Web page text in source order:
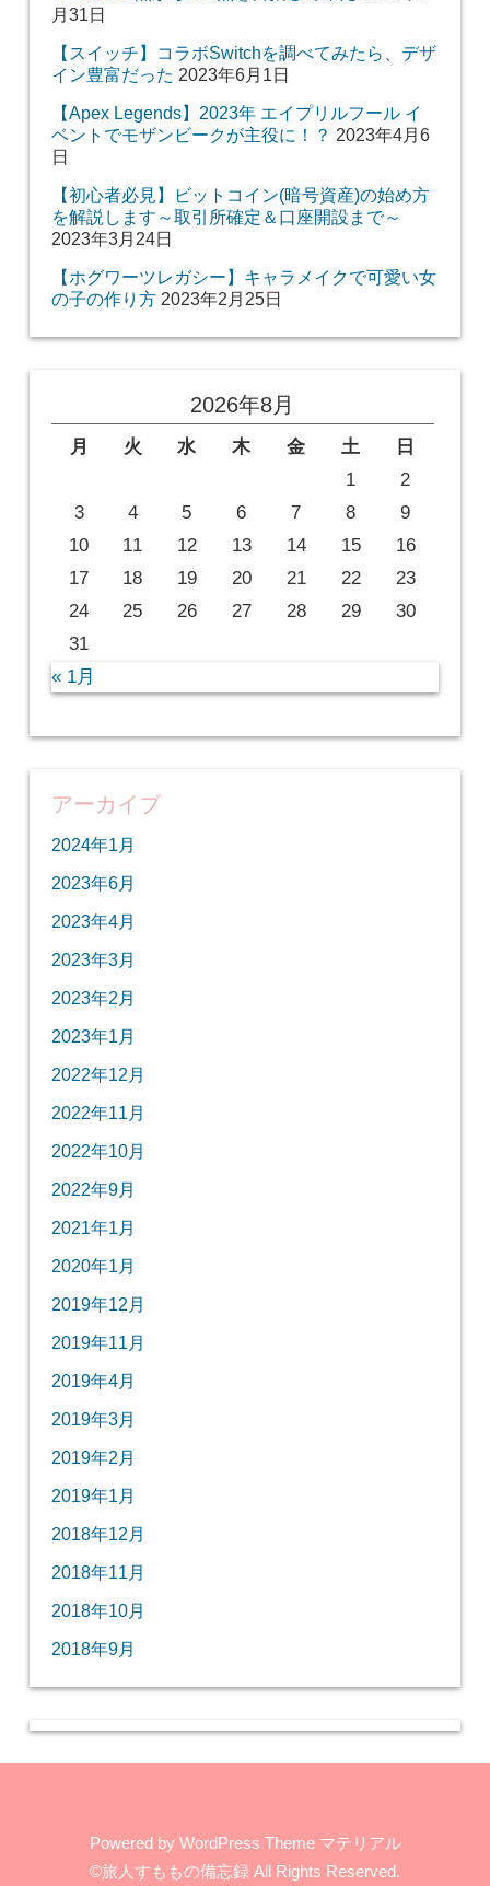
月31日
【スイッチ】コラボSwitchを調べてみたら、デザ
イン豊富だった 2023年6月1日
【Apex Legends】2023年 エイプリルフール イ
ベントでモザンビークが主役に！？ 2023年4月6
日
【初心者必見】ビットコイン(暗号資産)の始め方
を解説します～取引所確定＆口座開設まで～
2023年3月24日
【ホグワーツレガシー】キャラメイクで可愛い女
の子の作り方 2023年2月25日
2026年8月
月 火 水 木 金 土
日
1
2
3
4 5 6 7 8
9
10
11 12 13 14 15
16
17
18 19 20 21 22
23
24
25 26 27 28 29
30
31
« 1月
アーカイブ
2024年1月
2023年6月
2023年4月
2023年3月
2023年2月
2023年1月
2022年12月
2022年11月
2022年10月
2022年9月
2021年1月
2020年1月
2019年12月
2019年11月
2019年4月
2019年3月
2019年2月
2019年1月
2018年12月
2018年11月
2018年10月
2018年9月
Powered by WordPress Theme マテリアル
©旅人すももの備忘録 All Rights Reserved.